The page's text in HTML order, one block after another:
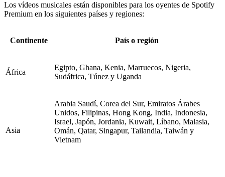
Los vídeos musicales están disponibles para los oyentes de Spotify
Premium en los siguientes países y regiones:
Continente País o región
África
Egipto, Ghana, Kenia, Marruecos, Nigeria,
Sudáfrica, Túnez y Uganda
Asia
Arabia Saudí, Corea del Sur, Emiratos Árabes
Unidos, Filipinas, Hong Kong, India, Indonesia,
Israel, Japón, Jordania, Kuwait, Líbano, Malasia,
Omán, Qatar, Singapur, Tailandia, Taiwán y
Vietnam